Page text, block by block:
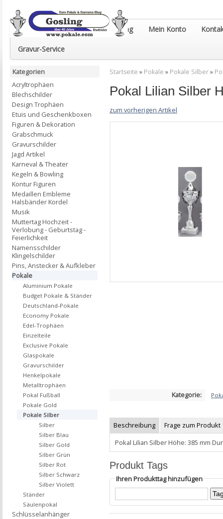
Euro-Pokale & Gravur-Shop Gosling Mein Konto
Gravur-Service
Startseite » Pokale » Pokale Silber»
Pokal Lilian Silber
zum vorherigen Artikel
Kategorie:
Beschreibung
Frage zum Produkt
Pokal Lilian Silber Höhe: 385 mm
Produkt Tags
Ihren Produkttag hinzufügen
Kategorien
Acryltrophäen
Blechschilder
Design Trophäen
Etuis und Geschenkboxen
Figuren & Dekoration
Grabschmuck
Gravurschilder
Jagd Artikel
Karneval & Theater
Kegeln & Bowling
Kontur Figuren
Medaillen Embleme
Halsbänder Kordel
Musik
Muttertag Hochzeit -
Verlobung - Geburtstag -
Feierlichkeit
Namensschilder
Klingelschilder
Pins, Anstecker & Aufkleber
Pokale
Aluminium Pokale
Budget Pokale & Ständer
Deutschland-Pokale
Economy Pokale
Edel-Trophäen
Einzelteile
Exclusive Pokale
Glaspokale
Gravurschilder
Henkelpokale
Metalltrophäen
Pokal Fußball
Pokale Gold
Pokale Silber
Silber
Silber Blau
Silber Gold
Silber Grün
Silber Rot
Silber Schwarz
Silber Violett
Ständer
Säulenpokal
Schlüsselanhänger